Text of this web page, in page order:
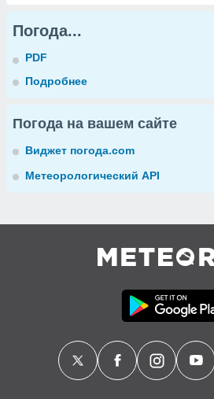
Погода...
PDF
Подробнее
Погода на вашем сайте
Виджет погода.com
Метеорологический API